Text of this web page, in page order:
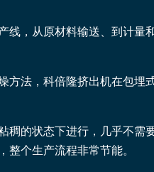
线，从原材料输送、到计量
方法，科倍隆挤出机在包埋
稠的状态下进行，几乎不需
整个生产流程非常节能。